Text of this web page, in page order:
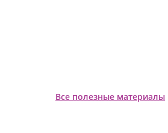
Все полезные материалы